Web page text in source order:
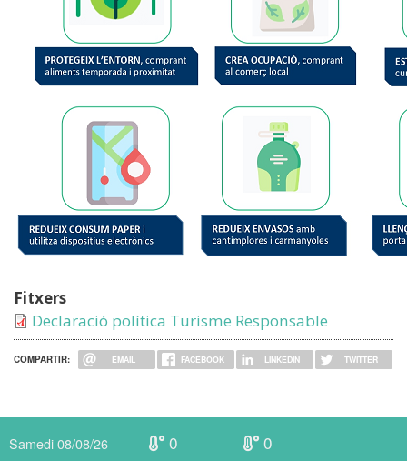
Fitxers
Declaració política Turisme Responsable
COMPARTIR: EMAIL FACEBOOK LINKEDIN TWITTER
Samedi 08/08/26 0 0